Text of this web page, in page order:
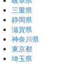
三重県
静岡県
滋賀県
神奈川県
東京都
埼玉県